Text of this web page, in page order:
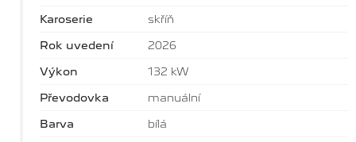
Karoserie skříň
Rok uvedení 2026
Výkon 132 kW
Převodovka manuální
Barva bílá